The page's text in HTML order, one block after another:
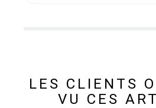
LES CLIENTS
VU CES